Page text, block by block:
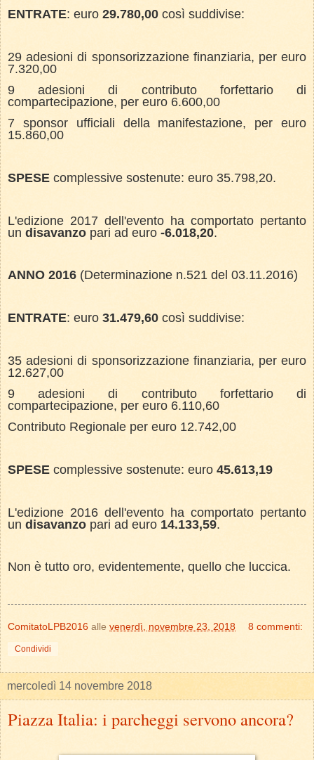
ENTRATE: euro 29.780,00 così suddivise:
29 adesioni di sponsorizzazione finanziaria, per euro
7.320,00
9 adesioni di contributo forfettario di
compartecipazione, per euro 6.600,00
7 sponsor ufficiali della manifestazione, per euro
15.860,00
SPESE complessive sostenute: euro 35.798,20.
L'edizione 2017 dell'evento ha comportato pertanto
un disavanzo pari ad euro -6.018,20.
ANNO 2016 (Determinazione n.521 del 03.11.2016)
ENTRATE: euro 31.479,60 così suddivise:
35 adesioni di sponsorizzazione finanziaria, per euro
12.627,00
9 adesioni di contributo forfettario di
compartecipazione, per euro 6.110,60
Contributo Regionale per euro 12.742,00
SPESE complessive sostenute: euro 45.613,19
L'edizione 2016 dell'evento ha comportato pertanto
un disavanzo pari ad euro 14.133,59.
Non è tutto oro, evidentemente, quello che luccica.
ComitatoLPB2016 alle venerdì, novembre 23, 2018 8 commenti:
Condividi
mercoledì 14 novembre 2018
Piazza Italia: i parcheggi servono ancora?